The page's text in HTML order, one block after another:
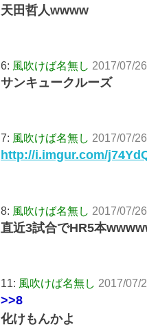
天田哲人wwww
6: 風吹けば名無し 2017/07/
サンキュークルーズ
7: 風吹けば名無し 2017/07/
http://i.imgur.com/
8: 風吹けば名無し 2017/07/
直近3試合でHR5本
11: 風吹けば名無し 2017/07/
>>8
化けもんかよ